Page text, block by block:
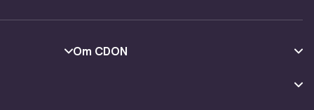
Om CDON